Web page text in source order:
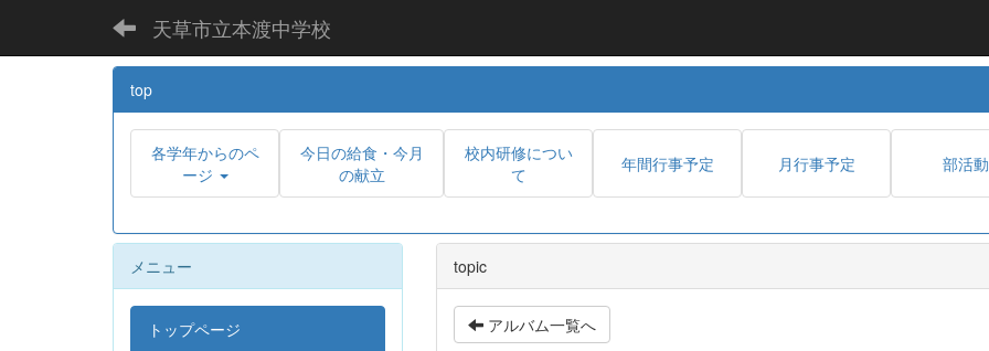
天草市立本渡中学校
top
各学年からのペ
ージ
今日の給食・今月
の献立
校内研修につい
て
年間行事予定 月行事予定 部活動
topic
アルバム一覧へ
メニュー
トップページ